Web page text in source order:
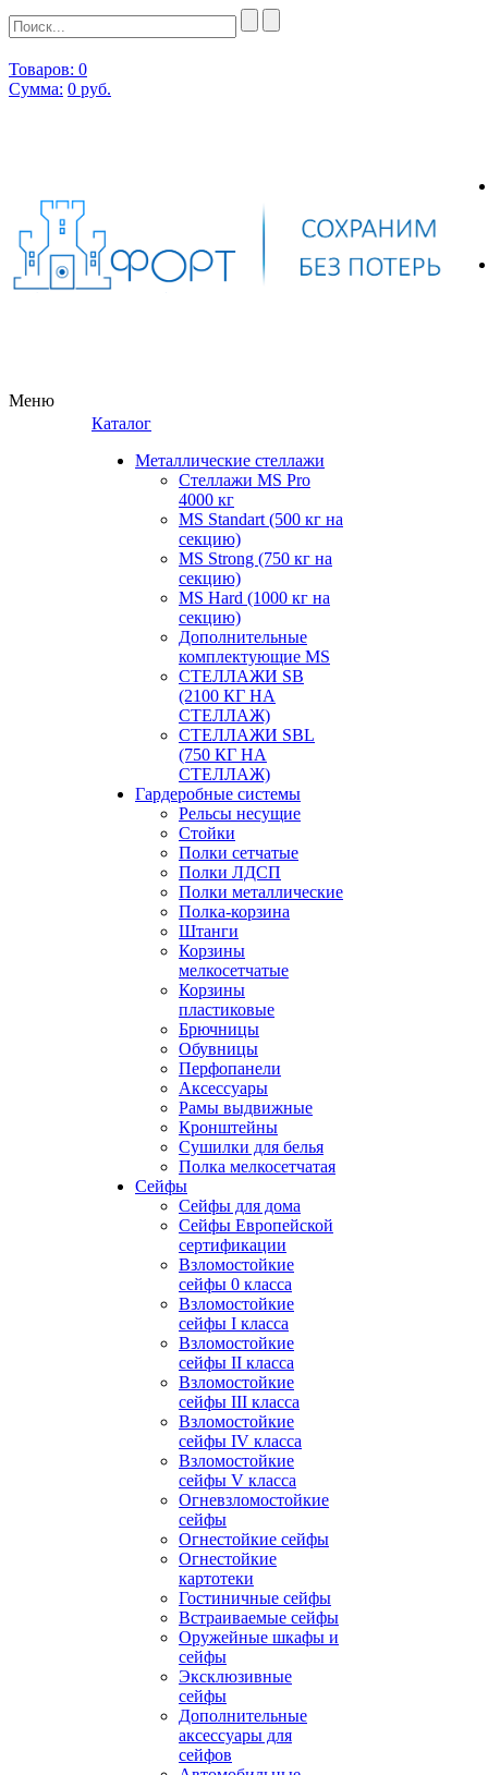
Товаров: 0
Сумма: 0 руб.
Меню
Каталог
Металлические стеллажи
Стеллажи MS Pro
4000 кг
MS Standart (500 кг на
секцию)
MS Strong (750 кг на
секцию)
MS Hard (1000 кг на
секцию)
Дополнительные
комплектующие MS
СТЕЛЛАЖИ SB
(2100 КГ НА
СТЕЛЛАЖ)
СТЕЛЛАЖИ SBL
(750 КГ НА
СТЕЛЛАЖ)
Гардеробные системы
Рельсы несущие
Стойки
Полки сетчатые
Полки ЛДСП
Полки металлические
Полка-корзина
Штанги
Корзины
мелкосетчатые
Корзины
пластиковые
Брючницы
Обувницы
Перфопанели
Аксессуары
Рамы выдвижные
Кронштейны
Сушилки для белья
Полка мелкосетчатая
Сейфы
Сейфы для дома
Сейфы Европейской
сертификации
Взломостойкие
сейфы 0 класса
Взломостойкие
сейфы I класса
Взломостойкие
сейфы II класса
Взломостойкие
сейфы III класса
Взломостойкие
сейфы IV класса
Взломостойкие
сейфы V класса
Огневзломостойкие
сейфы
Огнестойкие сейфы
Огнестойкие
картотеки
Гостиничные сейфы
Встраиваемые сейфы
Оружейные шкафы и
сейфы
Эксклюзивные
сейфы
Дополнительные
аксессуары для
сейфов